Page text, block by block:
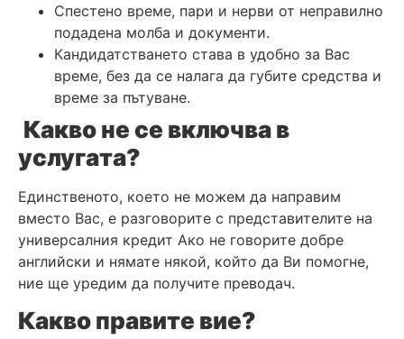
Спестено време, пари и нерви от неправилно
подадена молба и документи.
Кандидатстването става в удобно за Вас
време, без да се налага да губите средства и
време за пътуване.
Какво не се включва в
услугата?
Единственото, което не можем да направим
вместо Вас, е разговорите с представителите на
универсалния кредит Ако не говорите добре
английски и нямате някой, който да Ви помогне,
ние ще уредим да получите преводач.
Какво правите вие?